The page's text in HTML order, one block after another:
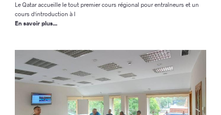
Le Qatar accueille le tout premier cours régional pour entraîneurs et un
cours d'introduction à l
En savoir plus...